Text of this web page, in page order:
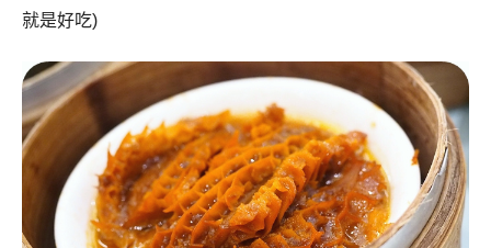
就是好吃)